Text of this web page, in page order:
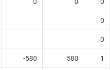
0
0
-580 580 1